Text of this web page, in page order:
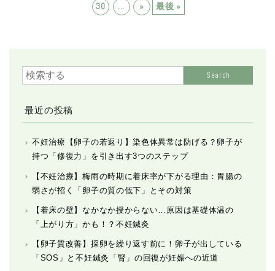
30 ... » 最後 »
Search
最近の投稿
不妊治療【卵子の若返り】染色体異常は防げる？卵子が
持つ「修復力」を引き出す3つのステップ
【不妊治療】梅雨の時期に着床率が下がる理由：胃腸の
弱さが招く「卵子の質の低下」とその対策
【着床の壁】なかなか授からない…原因は基礎体温の
「上がり方」かも！？不妊鍼灸
【卵子質改善】採卵を繰り返す前に！卵子が出している
「SOS」と不妊鍼灸「腎」の回復が妊娠への近道